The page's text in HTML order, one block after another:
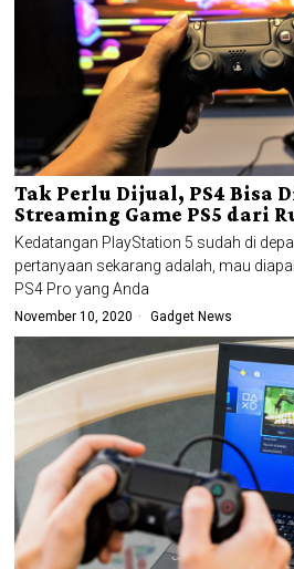
Tak Perlu Dijual, PS4 Bisa
Streaming Game PS5 dari
Kedatangan PlayStation 5 sudah di
pertanyaan sekarang adalah, mau
PS4 Pro yang Anda
November 10, 2020 Gadget News